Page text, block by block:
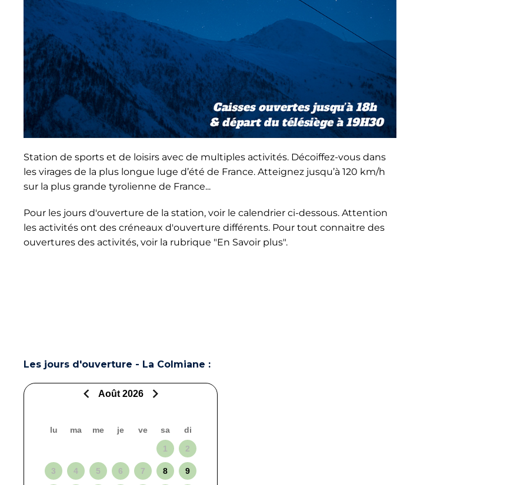
Station de sports et de loisirs avec de multiples activités. Décoiffez-vous dans
les virages de la plus longue luge d’été de France. Atteignez jusqu’à 120 km/h
sur la plus grande tyrolienne de France...
Pour les jours d'ouverture de la station, voir le calendrier ci-dessous. Attention
les activités ont des créneaux d'ouverture différents. Pour tout connaitre des
ouvertures des activités, voir la rubrique "En Savoir plus".
Les jours d'ouverture - La Colmiane :
Août 2026
lu ma me je ve sa
di
1
2
3 4 5 6 7 8 9